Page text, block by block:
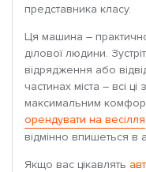
представника класу.
Ця машина –
ділової людини.
відрядження або
частинах міста – всі
максимальним
орендувати на весілля
відмінно впишеться в
Якщо вас цікавлять